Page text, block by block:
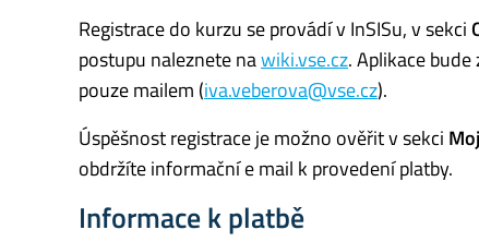
Registrace do kurzu se provádí v InSISu, v sekci
postupu naleznete nawiki.vse.cz. Aplikace
pouze mailem (iva.veberova@vse.cz).
Úspěšnost registrace je možno ověřit v sekci
obdržíte informační e mail k provedení platby.
Informace k platbě